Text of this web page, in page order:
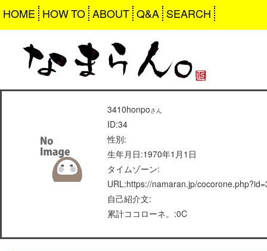
HOME HOW TO ABOUT Q&A SEARCH
3410honpoさん
ID:34
性別:
生年月日:1970年1月1日
タイムゾーン:
URL:https://namaran.jp/
自己紹介文:
累計ココローネ。:0C